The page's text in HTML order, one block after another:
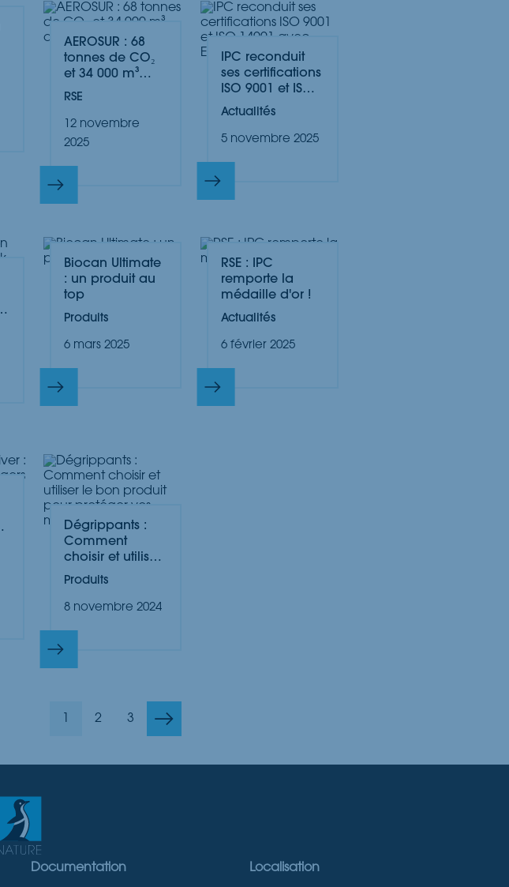
AEROSUR : 68
tonnes de CO₂
et 34 000 m³
d’eau
RSE
12 novembre
2025
IPC reconduit
ses certifications
ISO 9001 et ISO
14001 avec
Actualités
5 novembre 2025
Biocan Ultimate
: un produit au
top
Produits
6 mars 2025
RSE : IPC
remporte la
médaille d'or !
Actualités
6 février 2025
Dégrippants :
Comment
choisir et utiliser
le bon produit
vos mé...
Produits
8 novembre 2024
2 3
Documentation Localisation